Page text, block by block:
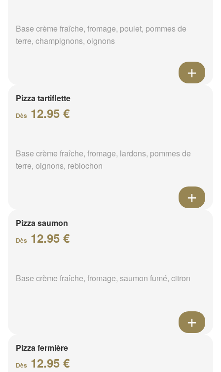
Base crème fraîche, fromage, poulet, pommes de
terre, champignons, oignons
Pizza tartiflette
Dès 12.95 €
Base crème fraîche, fromage, lardons, pommes de
terre, oignons, reblochon
Pizza saumon
Dès 12.95 €
Base crème fraîche, fromage, saumon fumé, citron
Pizza fermière
Dès 12.95 €